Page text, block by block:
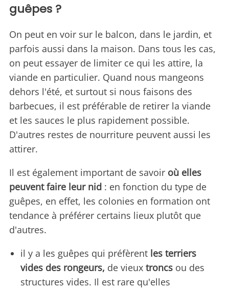
guêpes ?
On peut en voir sur le balcon, dans le jardin, et
parfois aussi dans la maison. Dans tous les cas,
on peut essayer de limiter ce qui les attire, la
viande en particulier. Quand nous mangeons
dehors l'été, et surtout si nous faisons des
barbecues, il est préférable de retirer la viande
et les sauces le plus rapidement possible.
D'autres restes de nourriture peuvent aussi les
attirer.
Il est également important de savoir où elles
peuvent faire leur nid : en fonction du type de
guêpes, en effet, les colonies en formation ont
tendance à préférer certains lieux plutôt que
d'autres.
il y a les guêpes qui préfèrent les terriers
vides des rongeurs, de vieux troncs ou des
structures vides. Il est rare qu'elles